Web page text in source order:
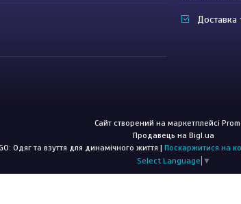
Доставка
Сайт створений на маркетплейсі
Продавець на Bigl.ua
CROSSGO: Одяг та взуття для динамічного життя | Поскаржитися на
Select Language ▼